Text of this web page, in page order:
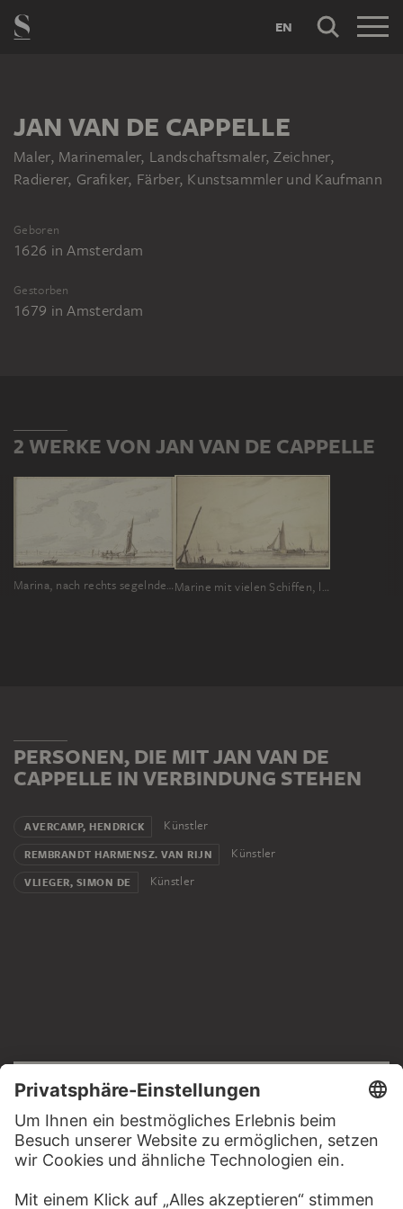
EN
JAN VAN DE CAPPELLE
Maler, Marinemaler, Landschaftsmaler, Zeichner,
Radierer, Grafiker, Färber, Kunstsammler und Kaufmann
Geboren
1626 inAmsterdam
Gestorben
1679 inAmsterdam
2 WERKE VON JAN VAN DE CAPPELLE
Marina, nach rechts segelnde Barke, links ein Boot Marine mit vielen Schiffen, links bei einer langen Signalstange ein Fischer mit Netzen
PERSONEN, DIE MIT JAN VAN DE
CAPPELLE IN VERBINDUNG STEHEN
AVERCAMP, HENDRICK Künstler
REMBRANDT HARMENSZ. VAN RIJN Künstler
VLIEGER, SIMON DE Künstler
Impressum
Datenschutz
Copyright © 2026 Städel Museum
All rights reserved.
DIGITALE SAMMLUNG